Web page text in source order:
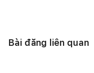
Bài đăng liên quan